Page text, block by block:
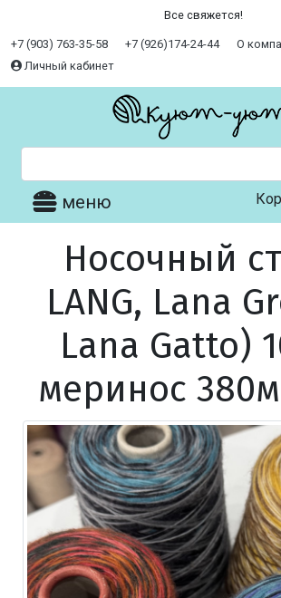
Все свяжется!
+7 (903) 763-35-58 +7 (926)174-24-44 О
Личный кабинет
меню
Носочный
LANG, Lana
Lana Gatto)
меринос